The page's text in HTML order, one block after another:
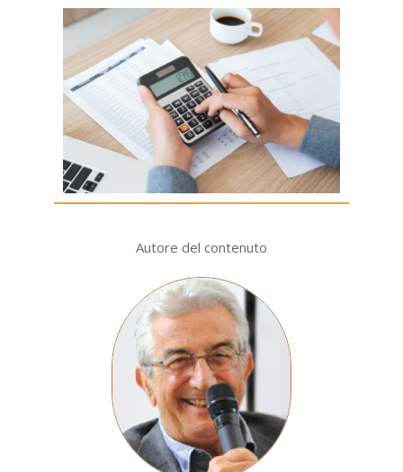
Autore del contenuto